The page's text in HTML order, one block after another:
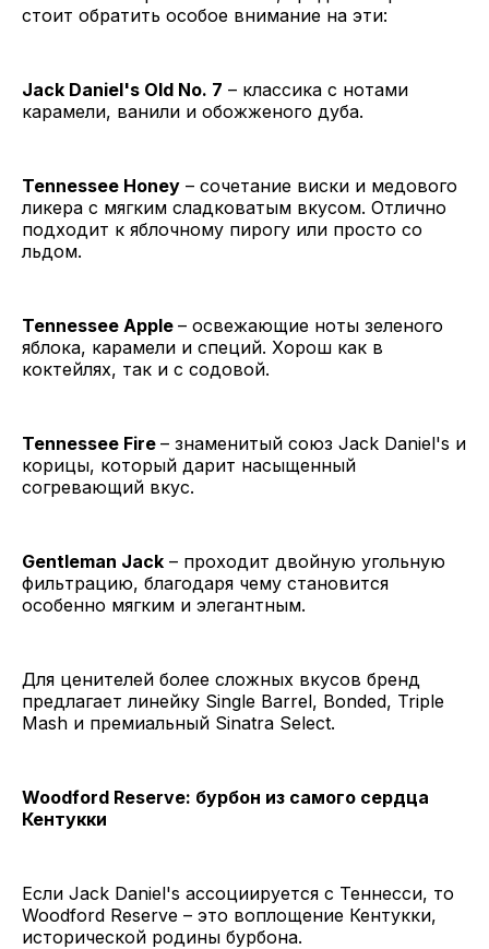
стоит обратить особое внимание на эти:
Jack Daniel's Old No. 7 – классика с нотами
карамели, ванили и обожженого дуба.
Tennessee Honey – сочетание виски и медового
ликера с мягким сладковатым вкусом. Отлично
подходит к яблочному пирогу или просто со
льдом.
Tennessee Apple – освежающие ноты зеленого
яблока, карамели и специй. Хорош как в
коктейлях, так и с содовой.
Tennessee Fire – знаменитый союз Jack Daniel's и
корицы, который дарит насыщенный
согревающий вкус.
Gentleman Jack – проходит двойную угольную
фильтрацию, благодаря чему становится
особенно мягким и элегантным.
Для ценителей более сложных вкусов бренд
предлагает линейку Single Barrel, Bonded, Triple
Mash и премиальный Sinatra Select.
Woodford Reserve: бурбон из самого сердца
Кентукки
Если Jack Daniel's ассоциируется с Теннесси, то
Woodford Reserve – это воплощение Кентукки,
исторической родины бурбона.